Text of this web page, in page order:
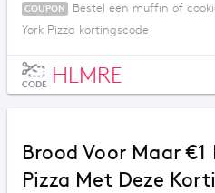
COUPON
Bestel een muffin of
York Pizza kortingscode
CODE HLMRE
Brood Voor Maar €1
Pizza Met Deze